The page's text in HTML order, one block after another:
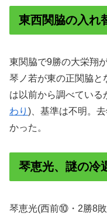
東西関脇の入れ
東関脇で9勝の大栄翔
琴ノ若が東の正関脇と
は以前から調べている
わり )、基準は不明。
かった。
琴恵光、謎の冷
琴恵光(西前⑩・2勝8